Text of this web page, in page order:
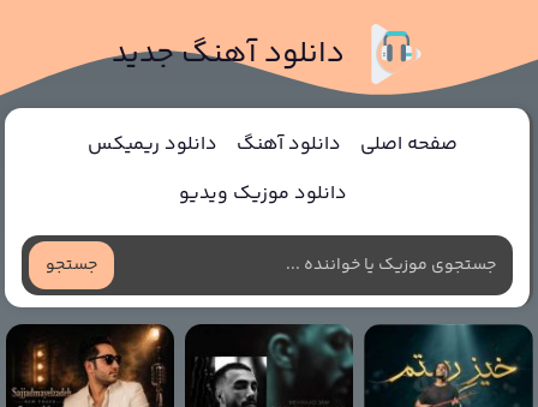
دانلود آهنگ جدید
صفحه اصلی دانلود آهنگ
دانلود ریمیکس
دانلود موزیک ویدیو
جستجو